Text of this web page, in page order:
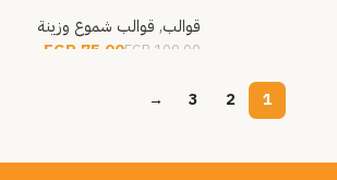
قوالب, قوالب شموع وزينة
100.00
EGP
75.00
EGP
1
2
3
→